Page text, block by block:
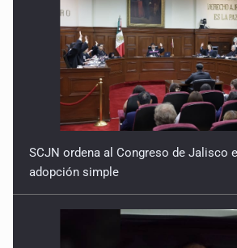
SCJN ordena al Congreso de Jalisco
adopción simple